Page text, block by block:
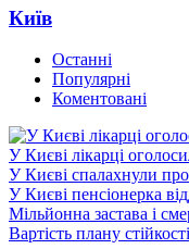
Київ
Останні
Популярні
Коментовані
У Києві лікарці
У Києві спалахнули
У Києві пенсіонерка
Мільйонна застава і
Вартість плану